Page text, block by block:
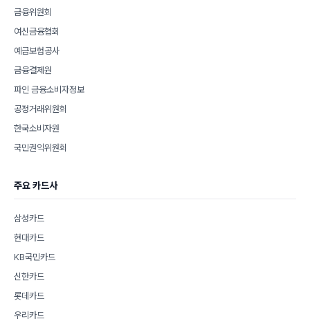
금융위원회
여신금융협회
예금보험공사
금융결제원
파인 금융소비자정보
공정거래위원회
한국소비자원
국민권익위원회
주요 카드사
삼성카드
현대카드
KB국민카드
신한카드
롯데카드
우리카드